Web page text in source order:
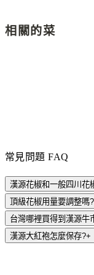
相關的菜
常見問題 FAQ
漢源花椒和一般四川花
頂級花椒用量要調整嗎?
台灣哪裡買得到漢源牛
漢源大紅袍怎麼保存?+